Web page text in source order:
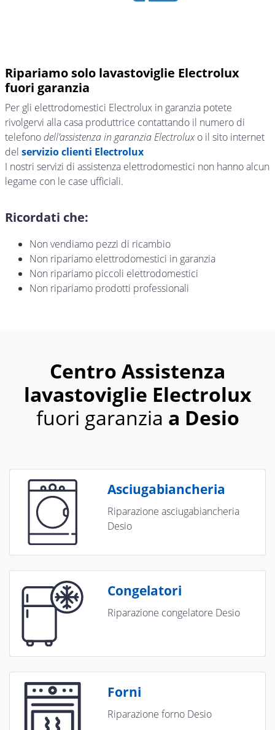
Ripariamo solo lavastoviglie Electrolux
fuori garanzia
Per gli elettrodomestici Electrolux in garanzia potete
rivolgervi alla casa produttrice contattando il numero di
telefonodell’assistenza in garanzia Electroluxo il sito internet
del servizio clienti Electrolux
I nostri servizi di assistenza elettrodomestici non hanno alcun
legame con le case ufficiali.
Ricordati che:
Non vendiamo pezzi di ricambio
Non ripariamo elettrodomestici in garanzia
Non ripariamo piccoli elettrodomestici
Non ripariamo prodotti professionali
Centro Assistenza
lavastoviglie Electrolux
fuori garanzia a Desio
Asciugabiancheria
Riparazione asciugabiancheria
Desio
Congelatori
Riparazione congelatore Desio
Forni
Riparazione forno Desio